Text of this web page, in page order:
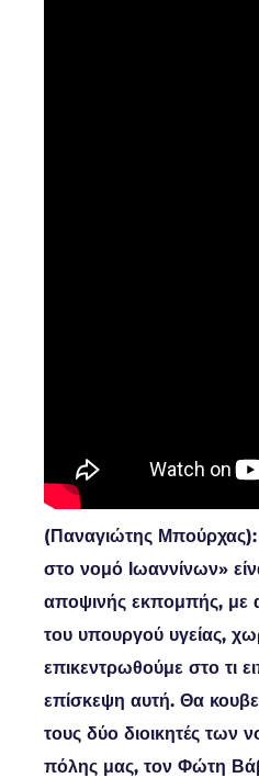
(Παναγιώτης
στο νομό Ιωαννίνων»
αποψινής εκπομπής, με
του υπουργού υγείας,
επικεντρωθούμε στο τι
επίσκεψη αυτή. Θα
τους δύο διοικητές των
πόλης μας, τον Φώτη